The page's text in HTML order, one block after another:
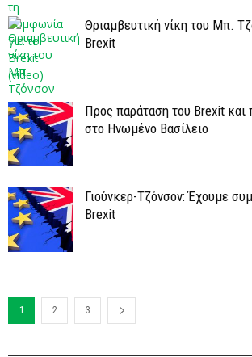
Θριαμβευτική νίκη του Μπ.
Brexit
Προς παράταση του Brexit
στο Ηνωμένο Βασίλειο
Γιούνκερ-Τζόνσον: Έχουμε
Brexit
1 2 3